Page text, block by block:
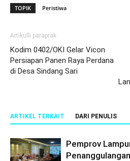
TOPIK Peristiwa
Artikulli paraprak
Kodim 0402/OKI Gelar Vicon
Persiapan Panen Raya Perdana
di Desa Sindang Sari
ARTIKEL TERKAIT DARI PENULIS
Pemprov